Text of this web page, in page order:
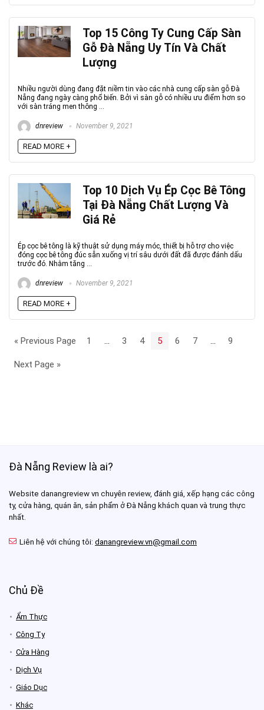
Top 15 Công Ty Cung Cấp Sàn
Gỗ Đà Nẵng Uy Tín Và Chất
Lượng
Nhiều người dùng đang đặt niềm tin vào các nhà cung cấp sàn gỗ Đà
Nẵng đang ngày càng phổ biến. Bởi vì sàn gỗ có nhiều ưu điểm hơn so
với sàn tráng men thông ...
dnreview November 9, 2021
READ MORE +
Top 10 Dịch Vụ Ép Cọc Bê Tông
Tại Đà Nẵng Chất Lượng Và
Giá Rẻ
Ép cọc bê tông là kỹ thuật sử dụng máy móc, thiết bị hỗ trợ cho việc
đóng cọc bê tông đúc sẵn xuống vị trí sâu dưới đất đã được đánh dấu
trước đó. Nhằm tăng ...
dnreview November 9, 2021
READ MORE +
« Previous Page 1 3 4 5 6 7 9
Next Page »
Đà Nẵng Review là ai?
Website danangreview vn chuyên review, đánh giá, xếp hạng các công
ty, cửa hàng, quán ăn, sản phẩm ở Đà Nẵng khách quan và trung thực
nhất.
Liên hệ với chúng tôi: danangreview.vn@gmail.com
Chủ Đề
Ẩm Thực
Công Ty
Cửa Hàng
Dịch Vụ
Giáo Dục
Khác